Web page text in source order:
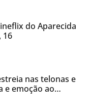
do Aparecida
16
nas telonas e
e emoção ao